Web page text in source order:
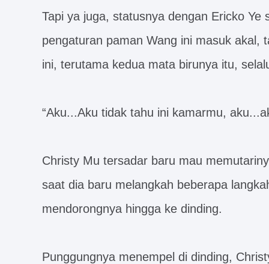
Tapi ya juga, statusnya dengan Ericko
pengaturan paman Wang ini masuk akal,
ini, terutama kedua mata birunya itu,
“Aku...Aku tidak tahu ini kamarmu,
Christy Mu tersadar baru mau
saat dia baru melangkah beberapa
mendorongnya hingga ke dinding.
Punggungnya menempel di dinding,